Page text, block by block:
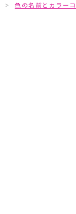
> 色の名前とカラー